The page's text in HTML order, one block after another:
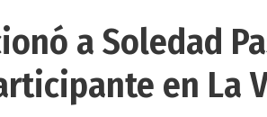
a Soledad
en La